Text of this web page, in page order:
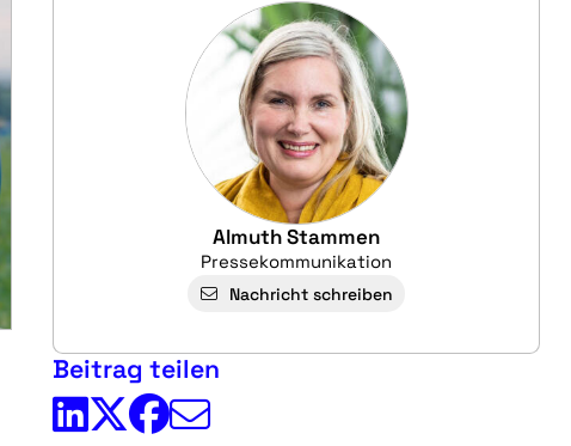
Almuth Stammen
Pressekommunikation
Nachricht schreiben
Beitrag teilen